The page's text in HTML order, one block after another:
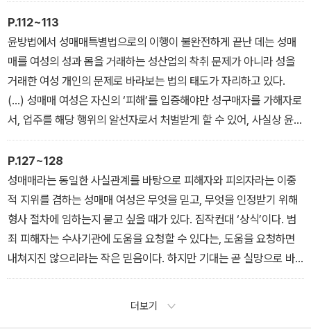
- 〈01. 성매매 외에는 생계수단이 없다고 말한 죄〉
를 증명한다. 성구매 남성과 성매매 산업이 통제권을 쥔 상황에서 성
매매 여성을 향한 법적·사회적 처벌은 침범과 폭력에 대해 법적인 문
제제기를 어렵게 해 구매자와 업주가 원하는 대로 할 수 있는 ‘무법지
대’를 형성하는 데 일조한다. 또한 성매매 여성이 겪는 어려움에 대한
공감을 차단해, 성매매 여성으로 하여금 성매매 사실이 드러나는 것
을 두려워하고 그들의 지위를 열악하게 만드는 데 기여한다.
- 〈02. 성매매 여성을 처벌하면 정말로 성매매가 근절될까〉
P.112~113
윤방법에서 성매매특별법으로의 이행이 불완전하게 끝난 데는 성매
매를 여성의 성과 몸을 거래하는 성산업의 착취 문제가 아니라 성을
거래한 여성 개인의 문제로 바라보는 법의 태도가 자리하고 있다.
(…) 성매매 여성은 자신의 ‘피해’를 입증해야만 성구매자를 가해자로
서, 업주를 해당 행위의 알선자로서 처벌받게 할 수 있어, 사실상 윤방
법의 구조와 체계가 성매매특별법하에서도 반복될 뿐이다. 성매매 피
해자 규정이 있더라도 일차적 처벌 대상인 성매매 여성 중에 피해자
를 걸러내는 일은 부차적일 뿐 아니라 어려운 일이다. 수사기관이 적
극적인 의지를 가지고 성매매 피해자를 찾아내고 성매매 피해자 면책
규정을 적용하지 않는 한, 성매매 피해자는 법문상에 존재하는 문구
에 그친다.
- 〈03. 성매매특별법 시대의 처벌은 누구를 향하는가〉
P.127~128
성매매라는 동일한 사실관계를 바탕으로 피해자와 피의자라는 이중
적 지위를 겸하는 성매매 여성은 무엇을 믿고, 무엇을 인정받기 위해
형사 절차에 임하는지 묻고 싶을 때가 있다. 짐작컨대 ‘상식’이다. 범
죄 피해자는 수사기관에 도움을 요청할 수 있다는, 도움을 요청하면
내쳐지진 않으리라는 작은 믿음이다. 하지만 기대는 곧 실망으로 바
뀐다. 수사기관에서 성매매 여성의 신고를 가볍게 치부하는 것은 가
더보기